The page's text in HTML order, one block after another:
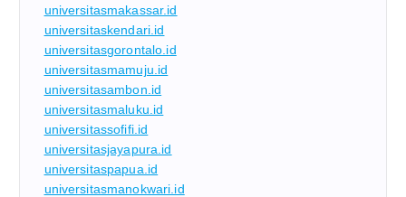
universitasmakassar.id
universitaskendari.id
universitasgorontalo.id
universitasmamuju.id
universitasambon.id
universitasmaluku.id
universitassofifi.id
universitasjayapura.id
universitaspapua.id
universitasmanokwari.id